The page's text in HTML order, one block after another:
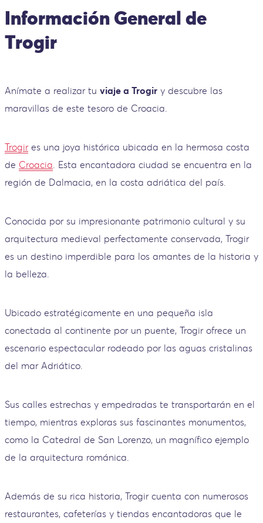
Información General de
Trogir
Anímate a realizar tu viaje a Trogir y descubre las
maravillas de este tesoro de Croacia.
Trogires una joya histórica ubicada en la hermosa costa
de Croacia . Esta encantadora ciudad se encuentra en la
región de Dalmacia, en la costa adriática del país.
Conocida por su impresionante patrimonio cultural y su
arquitectura medieval perfectamente conservada, Trogir
es un destino imperdible para los amantes de la historia y
la belleza.
Ubicado estratégicamente en una pequeña isla
conectada al continente por un puente, Trogir ofrece un
escenario espectacular rodeado por las aguas cristalinas
del mar Adriático.
Sus calles estrechas y empedradas te transportarán en el
tiempo, mientras exploras sus fascinantes monumentos,
como la Catedral de San Lorenzo, un magnífico ejemplo
de la arquitectura románica.
Además de su rica historia, Trogir cuenta con numerosos
restaurantes, cafeterías y tiendas encantadoras que le